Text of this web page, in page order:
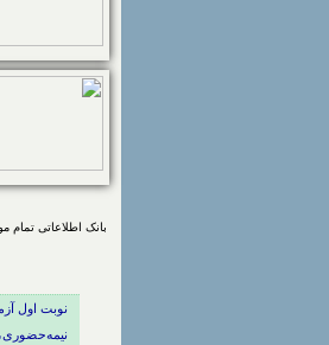
بانک اطلاعاتی تمام موارد | | 291 بار مشاهده